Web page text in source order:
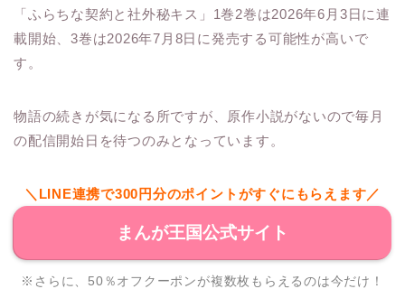
「ふらちな契約と社外秘キス」1巻2巻は2026年6月3日に連
載開始、3巻は2026年7月8日に発売する可能性が高いで
す。
物語の続きが気になる所ですが、原作小説がないので毎月
の配信開始日を待つのみとなっています。
＼LINE連携で300円分のポイントがすぐにもらえます／
まんが王国公式サイト
※さらに、50％オフクーポンが複数枚もらえるのは今だけ！